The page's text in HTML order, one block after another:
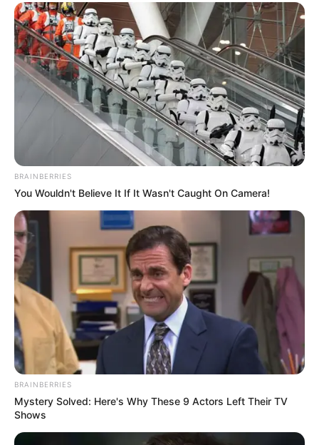
BRAINBERRIES
You Wouldn't Believe It If It Wasn't Caught On Camera!
BRAINBERRIES
Mystery Solved: Here's Why These 9 Actors Left Their TV
Shows